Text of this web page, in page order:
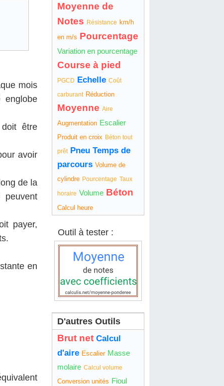
mois
être
avoir
de la
payer,
en
Moyenne de
Notes Résistance km/h
en m/s Pourcentage
Variation en pourcentage
Course à pied
PGCD Echelle Coût
carburant Réduction
Moyenne Aire
Augmentation Escalier
Produit en croix Béton tout
prêt Pneu Temps de
parcours Volume de
cylindre Pourcentage Taux
horaire Volume Béton
Calcul heure
Outil à tester :
D'autres Outils
Brut net Calcul
d'aire Escalier Masse
molaire Calcul volume
Conversion unités Fioul